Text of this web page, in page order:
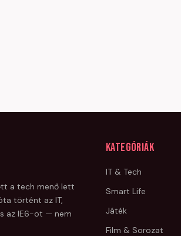
a tech menő lett
történt az IT,
az IE6-ot — nem
Kategóriák
IT & Tech
Smart Life
Játék
Film & Sorozat